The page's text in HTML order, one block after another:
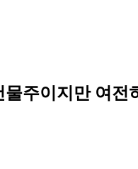
주이지만 여전